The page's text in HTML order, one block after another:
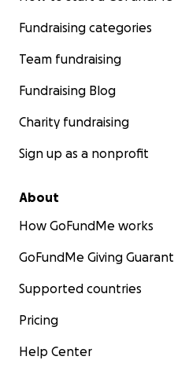
Fundraising categories
Team fundraising
Fundraising Blog
Charity fundraising
Sign up as a nonprofit
About
How GoFundMe works
GoFundMe Giving
Supported countries
Pricing
Help Center